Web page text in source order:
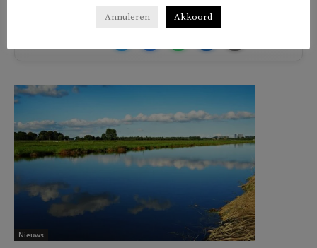
Nieuws
Annuleren Akkoord